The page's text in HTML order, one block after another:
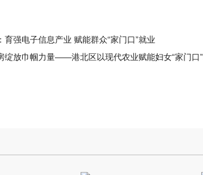
育强电子信息产业 赋能群众“家门口”就业
绽放巾帼力量——港北区以现代农业赋能妇女“家门口